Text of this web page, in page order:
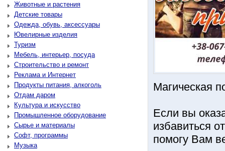
Животные и растения
Детские товары
Одежда, обувь, аксессуары
Ювелирные изделия
Туризм
Мебель, интерьер, посуда
Строительство и ремонт
Реклама и Интернет
Продукты питания, алкоголь
Отдам даром
Культура и искусство
Промышленное оборудование
Сырье и материалы
Софт, программы
Музыка
Магическая
Если вы
избавиться
помогу Вам